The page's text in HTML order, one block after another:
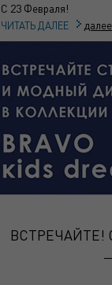
С 23 Февраля!
ЧИТАТЬ ДАЛЕЕ далее